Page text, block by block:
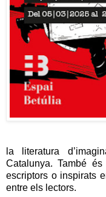
la literatura
Catalunya. També
escriptors o inspirats
entre els lectors.